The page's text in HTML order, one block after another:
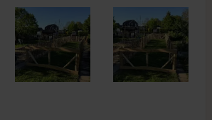
van de
ongeveer 4
4 cm)
De afstand tussen de
latten is ongeveer 5,5
kopen?
maar dan wilt u natuurlijk ook weten